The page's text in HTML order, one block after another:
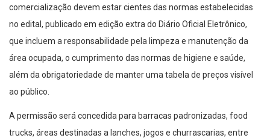
comercialização devem estar cientes das normas estabelecidas
no edital, publicado em edição extra do Diário Oficial Eletrônico,
que incluem a responsabilidade pela limpeza e manutenção da
área ocupada, o cumprimento das normas de higiene e saúde,
além da obrigatoriedade de manter uma tabela de preços visível
ao público.
A permissão será concedida para barracas padronizadas, food
trucks, áreas destinadas a lanches, jogos e churrascarias, entre